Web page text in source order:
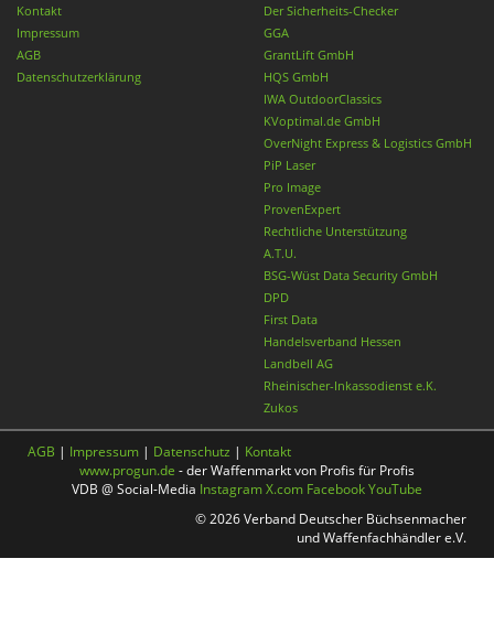
Kontakt
Impressum
AGB
Datenschutzerklärung
Der Sicherheits-Checker
GGA
GrantLift GmbH
HQS GmbH
IWA OutdoorClassics
KVoptimal.de GmbH
OverNight Express & Logistics GmbH
PiP Laser
Pro Image
ProvenExpert
Rechtliche Unterstützung
A.T.U.
BSG-Wüst Data Security GmbH
DPD
First Data
Handelsverband Hessen
Landbell AG
Rheinischer-Inkassodienst e.K.
Zukos
AGB | Impressum | Datenschutz | Kontakt
www.progun.de - der Waffenmarkt von Profis für Profis
VDB @ Social-Media InstagramX.com FacebookYouTube
© 2026 Verband Deutscher Büchsenmacher
und Waffenfachhändler e.V.